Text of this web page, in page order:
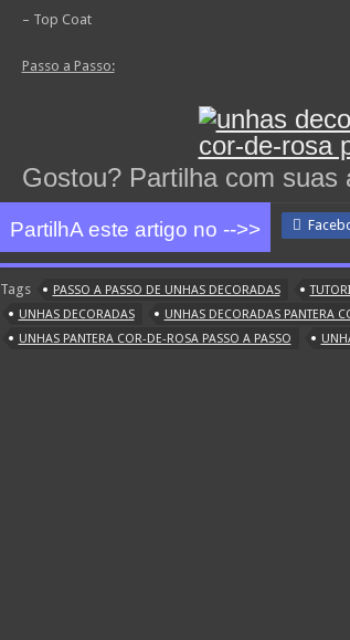
– Top Coat
Passo a Passo:
Gostou? Partilha com suas
PartilhA este artigo no -->>
Tags PASSO A PASSO DE UNHAS DECORADAS
UNHAS DECORADAS
UNHAS DECORADAS PANTERA
UNHAS PANTERA COR-DE-ROSA PASSO A PASSO